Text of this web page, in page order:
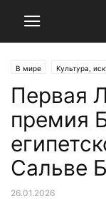
В мире Культура,
Первая
премия
Сальве
26.01.2026